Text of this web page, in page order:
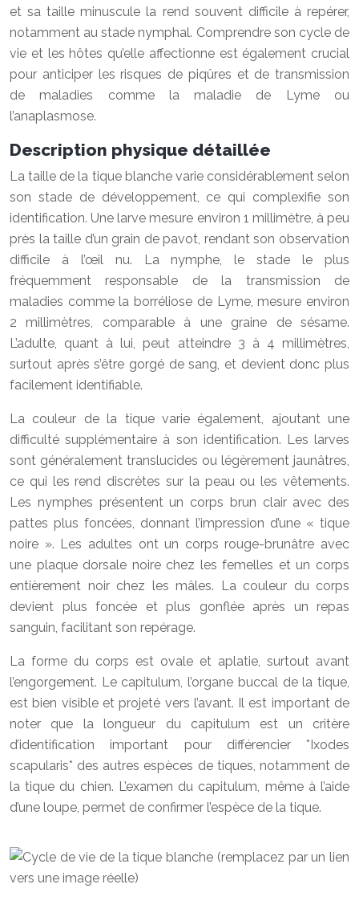
et sa taille minuscule la rend souvent difficile à repérer,
notamment au stade nymphal. Comprendre son cycle de
vie et les hôtes qu’elle affectionne est également crucial
pour anticiper les risques de piqûres et de transmission
de maladies comme la maladie de Lyme ou
l’anaplasmose.
Description physique détaillée
La taille de la tique blanche varie considérablement selon
son stade de développement, ce qui complexifie son
identification. Une larve mesure environ 1 millimètre, à peu
près la taille d’un grain de pavot, rendant son observation
difficile à l’œil nu. La nymphe, le stade le plus
fréquemment responsable de la transmission de
maladies comme la borréliose de Lyme, mesure environ
2 millimètres, comparable à une graine de sésame.
L’adulte, quant à lui, peut atteindre 3 à 4 millimètres,
surtout après s’être gorgé de sang, et devient donc plus
facilement identifiable.
La couleur de la tique varie également, ajoutant une
difficulté supplémentaire à son identification. Les larves
sont généralement translucides ou légèrement jaunâtres,
ce qui les rend discrètes sur la peau ou les vêtements.
Les nymphes présentent un corps brun clair avec des
pattes plus foncées, donnant l’impression d’une « tique
noire ». Les adultes ont un corps rouge-brunâtre avec
une plaque dorsale noire chez les femelles et un corps
entièrement noir chez les mâles. La couleur du corps
devient plus foncée et plus gonflée après un repas
sanguin, facilitant son repérage.
La forme du corps est ovale et aplatie, surtout avant
l’engorgement. Le capitulum, l’organe buccal de la tique,
est bien visible et projeté vers l’avant. Il est important de
noter que la longueur du capitulum est un critère
d’identification important pour différencier *Ixodes
scapularis* des autres espèces de tiques, notamment de
la tique du chien. L’examen du capitulum, même à l’aide
d’une loupe, permet de confirmer l’espèce de la tique.